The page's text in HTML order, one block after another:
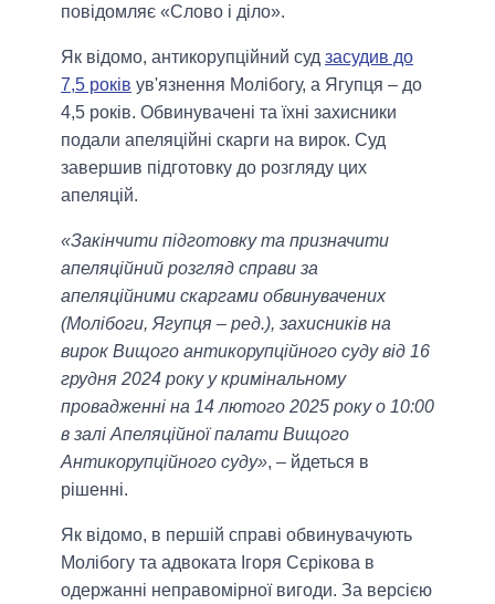
повідомляє «Слово і діло».
Як відомо, антикорупційний суд засудив до
7,5 років ув'язнення Молібогу, а Ягупця – до
4,5 років. Обвинувачені та їхні захисники
подали апеляційні скарги на вирок. Суд
завершив підготовку до розгляду цих
апеляцій.
«Закінчити підготовку та призначити
апеляційний розгляд справи за
апеляційними скаргами обвинувачених
(Молібоги, Ягупця – ред.), захисників на
вирок Вищого антикорупційного суду від 16
грудня 2024 року у кримінальному
провадженні на 14 лютого 2025 року о 10:00
в залі Апеляційної палати Вищого
Антикорупційного суду», – йдеться в
рішенні.
Як відомо, в першій справі обвинувачують
Молібогу та адвоката Ігоря Сєрікова в
одержанні неправомірної вигоди. За версією